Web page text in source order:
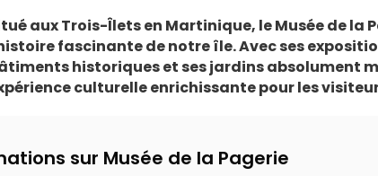
aux Trois-Îlets en Martinique, le Musée de
fascinante de notre île. Avec ses
historiques et ses jardins absolument
culturelle enrichissante pour les
sur Musée de la Pagerie